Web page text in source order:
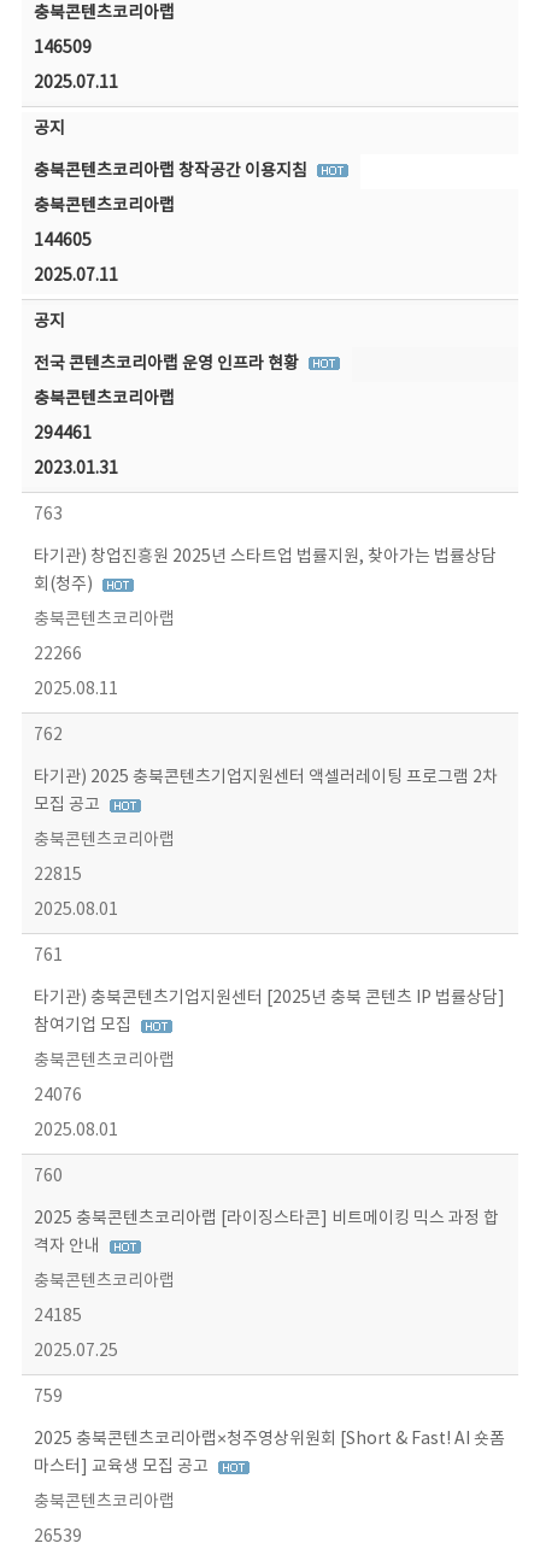
충북콘텐츠코리아랩
146509
2025.07.11
공지
충북콘텐츠코리아랩 창작공간 이용지침
충북콘텐츠코리아랩
144605
2025.07.11
공지
전국 콘텐츠코리아랩 운영 인프라 현황
충북콘텐츠코리아랩
294461
2023.01.31
763
타기관) 창업진흥원 2025년 스타트업 법률지원, 찾아가는 법률상담
회(청주)
충북콘텐츠코리아랩
22266
2025.08.11
762
타기관) 2025 충북콘텐츠기업지원센터 액셀러레이팅 프로그램 2차
모집 공고
충북콘텐츠코리아랩
22815
2025.08.01
761
타기관) 충북콘텐츠기업지원센터 [2025년 충북 콘텐츠 IP 법률상담]
참여기업 모집
충북콘텐츠코리아랩
24076
2025.08.01
760
2025 충북콘텐츠코리아랩 [라이징스타콘] 비트메이킹 믹스 과정 합
격자 안내
충북콘텐츠코리아랩
24185
2025.07.25
759
2025 충북콘텐츠코리아랩×청주영상위원회 [Short & Fast! AI 숏폼
마스터] 교육생 모집 공고
충북콘텐츠코리아랩
26539